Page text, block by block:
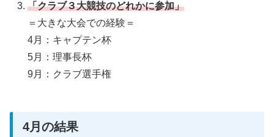
「クラブ３大競技のどれかに参加」
＝大きな大会での経験＝
4月：キャプテン杯
5月：理事長杯
9月：クラブ選手権
4月の結果